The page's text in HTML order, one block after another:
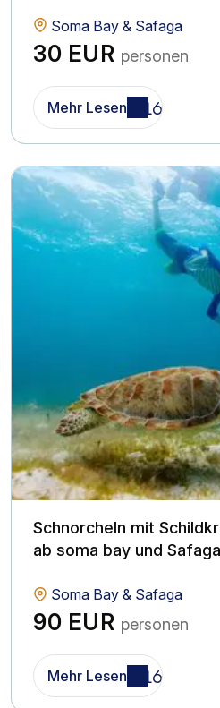
Soma Bay & Safaga
30 EUR personen
Mehr Lesen
Schnorcheln mit
ab soma bay und Safaga
Soma Bay & Safaga
90 EUR personen
Mehr Lesen